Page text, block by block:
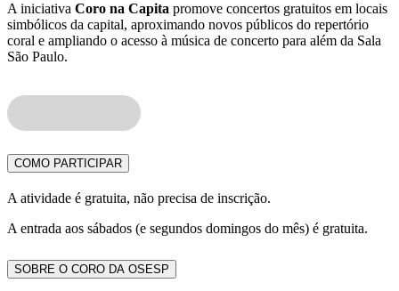
A iniciativa Coro na Capita promove concertos gratuitos em locais
simbólicos da capital, aproximando novos públicos do repertório
coral e ampliando o acesso à música de concerto para além da Sala
São Paulo.
COMO PARTICIPAR
A atividade é gratuita, não precisa de inscrição.
A entrada aos sábados (e segundos domingos do mês) é gratuita.
SOBRE O CORO DA OSESP